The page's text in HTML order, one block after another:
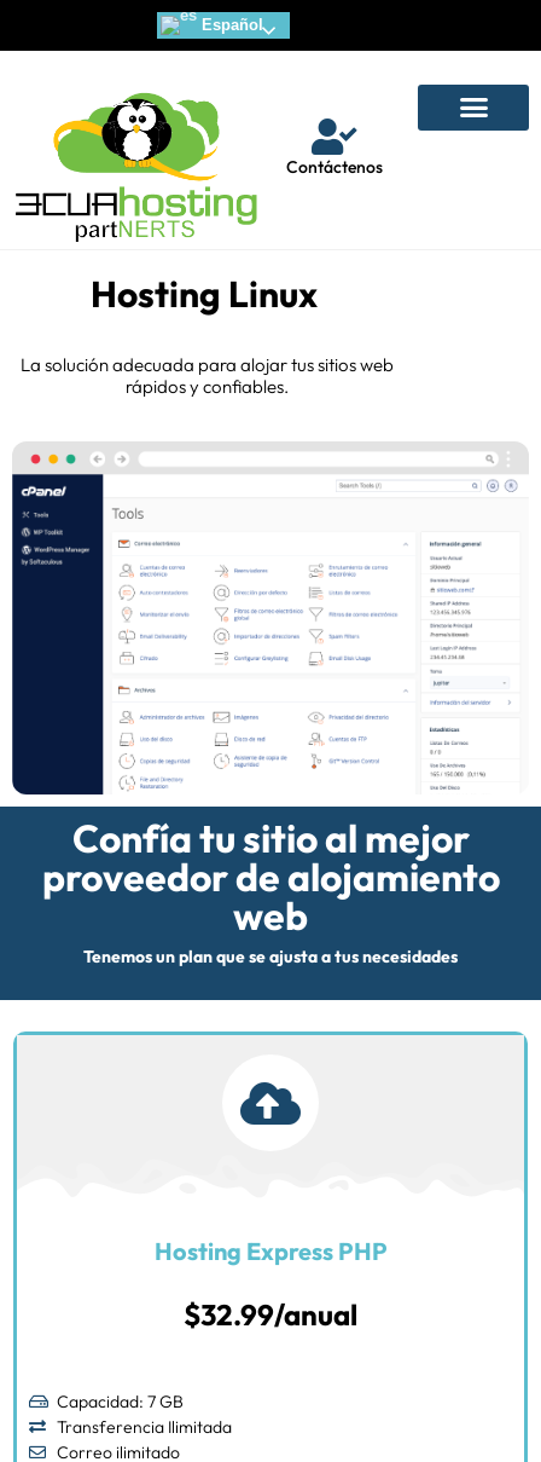
Español
Contáctenos
Hosting Linux
La solución adecuada para alojar tus sitios web
rápidos y confiables.
Confía tu sitio al mejor
proveedor de alojamiento
web
Tenemos un plan que se ajusta a tus necesidades
Hosting Express PHP
$32.99/anual
Capacidad: 7 GB
Transferencia Ilimitada
Correo ilimitado